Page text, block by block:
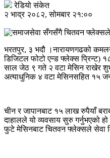
रेडियो संकेत
२ भाद्र २०८२, सोमबार २१:००
भरतपुर, ३ भदौ ।नारायणगढको
डिजिटल फोटो एन्ड फ्लेक्स प्रिन्ट)
साल जेठ ९ गते २ वटा मेसिन राखेर
अत्याधुनिक ४ वटा मेसिनसहित १५
चीन र जापानबाट १५ लाख रुपैयाँ
दाहालले यो व्यवसाय सुरु गर्नुभएको
फुटे मेसिनबाट चितवन फ्लेक्सले सेवा